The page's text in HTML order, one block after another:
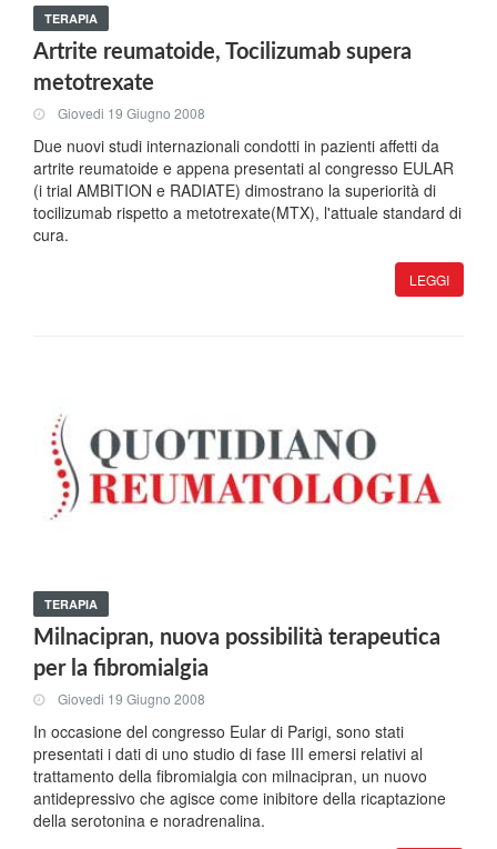
TERAPIA
Artrite reumatoide, Tocilizumab supera
metotrexate
Giovedi 19 Giugno 2008
Due nuovi studi internazionali condotti in pazienti affetti da
artrite reumatoide e appena presentati al congresso EULAR
(i trial AMBITION e RADIATE) dimostrano la superiorità di
tocilizumab rispetto a metotrexate(MTX), l'attuale standard di
cura.
LEGGI
TERAPIA
Milnacipran, nuova possibilità terapeutica
per la fibromialgia
Giovedi 19 Giugno 2008
In occasione del congresso Eular di Parigi, sono stati
presentati i dati di uno studio di fase III emersi relativi al
trattamento della fibromialgia con milnacipran, un nuovo
antidepressivo che agisce come inibitore della ricaptazione
della serotonina e noradrenalina.